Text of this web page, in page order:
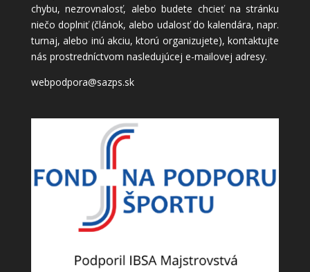
chybu, nezrovnalosť, alebo budete chcieť na stránku
niečo doplniť (článok, alebo udalosť do kalendára, napr.
turnaj, alebo inú akciu, ktorú organizujete), kontaktujte
nás prostredníctvom nasledujúcej e-mailovej adresy.
webpodpora@sazps.sk